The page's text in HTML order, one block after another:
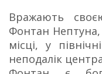
Вражають
Фонтан
місці, у
неподалік